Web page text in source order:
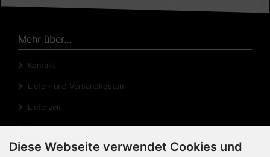
Mehr über...
Kontakt
Liefer- und Versandkosten
Lieferzeit
Rechnungsdaten
Cookie Einstellungen
Diese Webseite verwendet Cookies und